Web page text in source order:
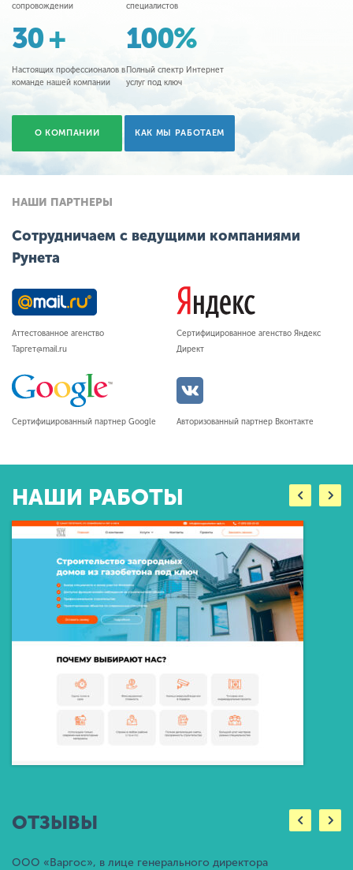
сопровождении специалистов
30 +
Настоящих профессионалов в
команде нашей компании
100%
Полный спектр Интернет
услуг под ключ
О КОМПАНИИ КАК МЫ РАБОТАЕМ
НАШИ ПАРТНЕРЫ
Сотрудничаем с ведущими компаниями
Рунета
Аттестованное агенство
Таргет@mail.ru
Сертифицированное агенство Яндекс
Директ
Сертифицированный партнер Google Авторизованный партнер Вконтакте
НАШИ РАБОТЫ
ОТЗЫВЫ
ООО «Варгос», в лице генерального директора